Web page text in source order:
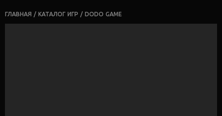
ГЛАВНАЯ / КАТАЛОГ ИГР / DODO GAME